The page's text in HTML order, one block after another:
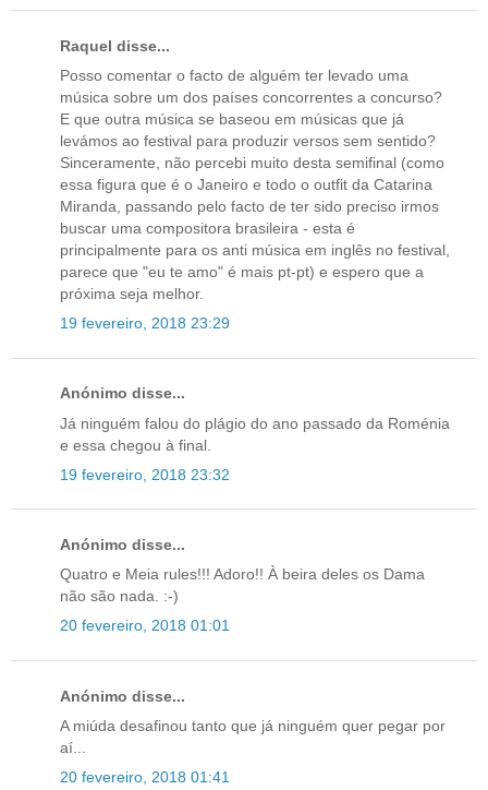
Raquel disse...
Posso comentar o facto de alguém ter levado uma
música sobre um dos países concorrentes a concurso?
E que outra música se baseou em músicas que já
levámos ao festival para produzir versos sem sentido?
Sinceramente, não percebi muito desta semifinal (como
essa figura que é o Janeiro e todo o outfit da Catarina
Miranda, passando pelo facto de ter sido preciso irmos
buscar uma compositora brasileira - esta é
principalmente para os anti música em inglês no festival,
parece que "eu te amo" é mais pt-pt) e espero que a
próxima seja melhor.
19 fevereiro, 2018 23:29
Anónimo disse...
Já ninguém falou do plágio do ano passado da Roménia
e essa chegou à final.
19 fevereiro, 2018 23:32
Anónimo disse...
Quatro e Meia rules!!! Adoro!! À beira deles os Dama
não são nada. :-)
20 fevereiro, 2018 01:01
Anónimo disse...
A miúda desafinou tanto que já ninguém quer pegar por
aí...
20 fevereiro, 2018 01:41